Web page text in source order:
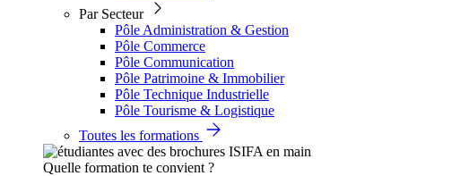
Par Secteur
Pôle Administration & Gestion
Pôle Commerce
Pôle Communication
Pôle Patrimoine & Immobilier
Pôle Technique Industrielle
Pôle Tourisme & Logistique
Toutes les formations
Quelle formation te convient ?